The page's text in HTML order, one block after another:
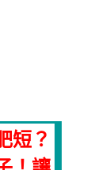
短？